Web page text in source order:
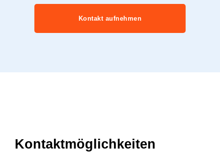
Kontakt aufnehmen
Kontaktmöglichkeiten